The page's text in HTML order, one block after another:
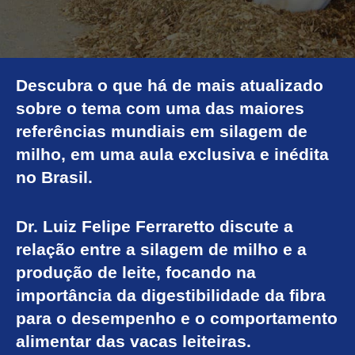
Descubra o que há de mais atualizado
sobre o tema com uma das maiores
referências mundiais em silagem de
milho, em uma aula exclusiva e inédita
no Brasil.
Dr. Luiz Felipe Ferraretto discute a
relação entre a silagem de milho e a
produção de leite, focando na
importância da digestibilidade da fibra
para o desempenho e o comportamento
alimentar das vacas leiteiras.